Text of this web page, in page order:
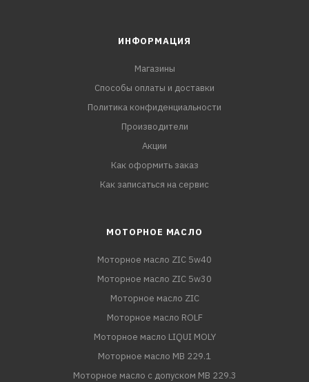
ИНФОРМАЦИЯ
Магазины
Способы оплаты и доставки
Политика конфиденциальности
Производители
Акции
Как оформить заказ
Как записаться на сервис
МОТОРНОЕ МАСЛО
Моторное масло ZIC 5w40
Моторное масло ZIC 5w30
Моторное масло ZIC
Моторное масло ROLF
Моторное масло LIQUI MOLY
Моторное масло MB 229.1
Моторное масло с допуском MB 229.3